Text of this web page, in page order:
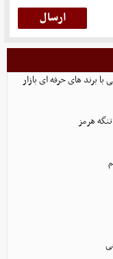
برند های حرفه ای بازار
هرمز